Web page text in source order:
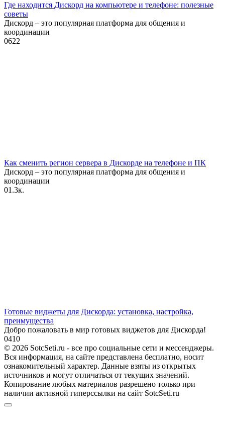
Где находится Дискорд на компьютере и телефоне: полезные
советы
Дискорд – это популярная платформа для общения и
координации
0622
Как сменить регион сервера в Дискорде на телефоне и ПК
Дискорд – это популярная платформа для общения и
координации
01.3к.
Готовые виджеты для Дискорда: установка, настройка,
преимущества
Добро пожаловать в мир готовых виджетов для Дискорда!
0410
© 2026 SotcSeti.ru - все про социальные сети и мессенджеры.
Вся информация, на сайте представлена бесплатно, носит
ознакомительный характер. Данные взяты из открытых
источников и могут отличаться от текущих значений.
Копирование любых материалов разрешено только при
наличии активной гиперссылки на сайт SotcSeti.ru